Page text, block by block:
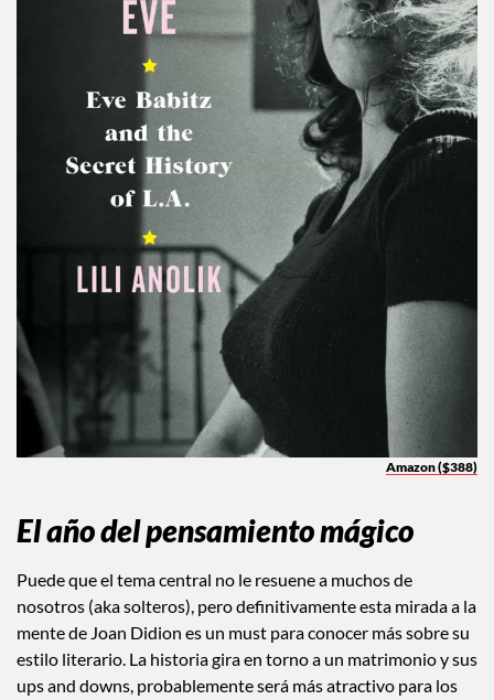
Amazon ($388)
El año del pensamiento mágico
Puede que el tema central no le resuene a muchos de
nosotros (aka solteros), pero definitivamente esta mirada a la
mente de Joan Didion es un must para conocer más sobre su
estilo literario. La historia gira en torno a un matrimonio y sus
ups and downs, probablemente será más atractivo para los